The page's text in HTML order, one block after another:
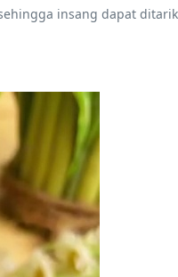
insang dapat